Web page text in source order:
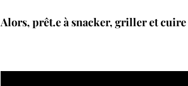
Alors, prêt.e à snacker, griller et